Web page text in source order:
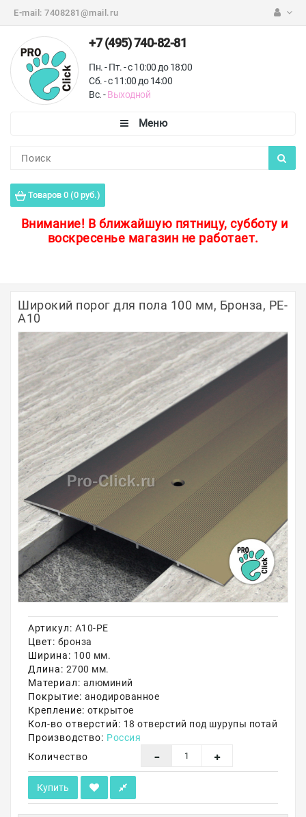
E-mail: 7408281@mail.ru
+7 (495) 740-82-81
Пн. - Пт. - с 10:00 до 18:00
Сб. - с 11:00 до 14:00
Вс. -Выходной
Товаров 0 (0 руб.)
Внимание! В ближайшую пятницу, субботу и
воскресенье магазин не работает.
Пороги для пола
Защитные уголки
Полосы из металла
Плинтуса
Профили для стекла и SPC
Обводы для труб
Алюминиевые профили
Крепёж и крепления
Садовая мебель
Оплата
Доставка
Самовывоз
Акции
Широкий порог для пола 100 мм, Бронза, РЕ-
А10
Артикул: А10-РЕ
Цвет: бронза
Ширина: 100 мм.
Длина: 2700 мм.
Материал: алюминий
Покрытие: анодированное
Крепление: открытое
Кол-во отверстий: 18 отверстий под шурупы потай
Производство: Россия
Количество
Купить